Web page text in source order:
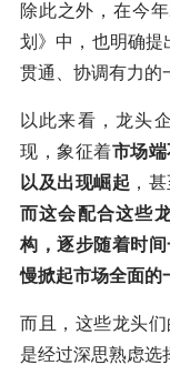
除此之外，在今
划》中，也明确提
贯通、协调有力的
以此来看，龙头
现，象征着市场
以及出现崛起 ，
而这会配合这些
构，逐步随着时
慢掀起市场全面的
而且，这些龙头
是经过深思熟虑选